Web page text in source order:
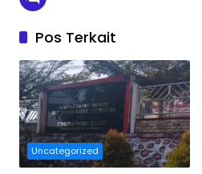
Pos Terkait
Uncategorized